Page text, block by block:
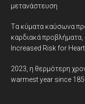
μετανάστευση
Tα κύματα καύσωνα
καρδιακά προβλήματα,
Increased Risk for
2023, η θερμότερη
warmest year since